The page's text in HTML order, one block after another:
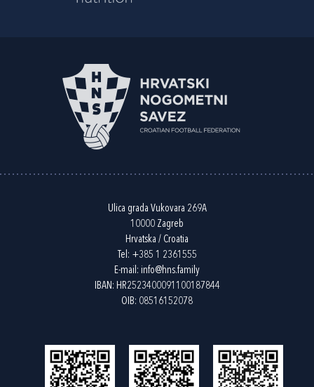
Ulica grada Vukovara 269A
10000 Zagreb
Hrvatska / Croatia
Tel: +385 1 2361555
E-mail: info@hns.family
IBAN: HR2523400091100187844
OIB: 08516152078